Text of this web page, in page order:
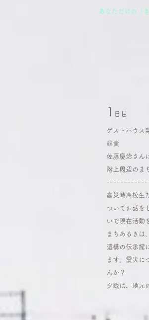
あなただけの「
​1 日目
ゲストハウス
昼食
佐藤慶治さん
階上周辺のま
ｰｰｰｰｰｰｰｰｰｰｰ
震災時高校生
ついてお話を
いで現在活動
まちあるきは
遺構の伝承館
ます。震災に
んか？
夕飯は、地元